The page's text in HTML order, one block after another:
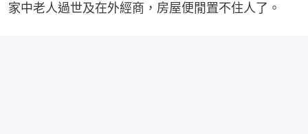
家中老人過世及在外經商，房屋便閒置不住人了。